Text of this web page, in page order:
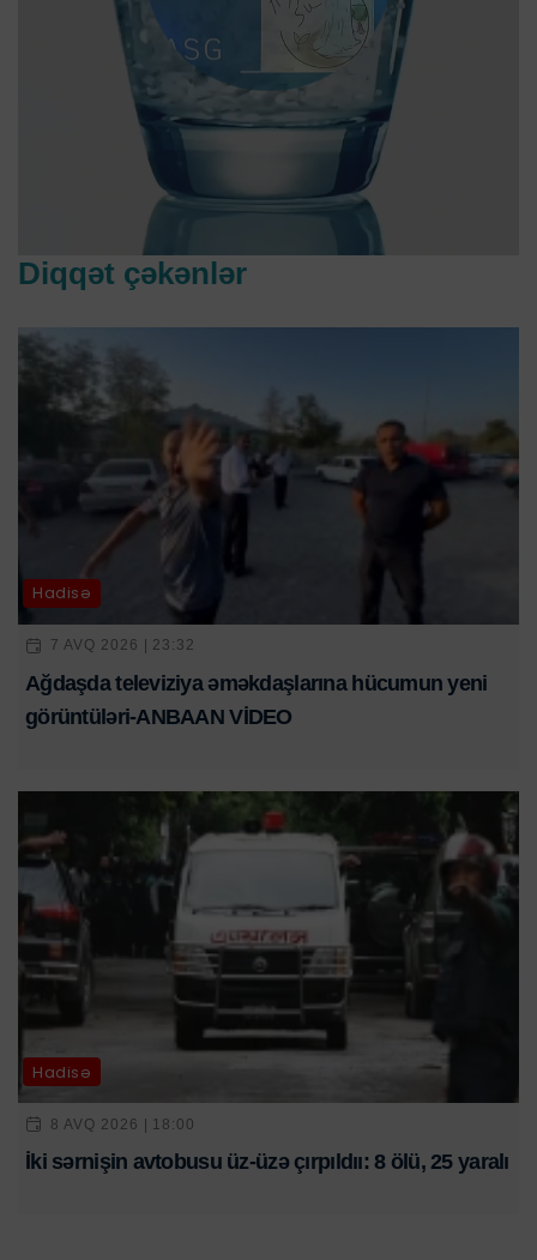
Diqqət çəkənlər
Hadisə
7 AVQ 2026 | 23:32
Ağdaşda televiziya əməkdaşlarına hücumun yeni
görüntüləri-ANBAAN VİDEO
Hadisə
8 AVQ 2026 | 18:00
İki sərnişin avtobusu üz-üzə çırpıldıı: 8 ölü, 25 yaralı